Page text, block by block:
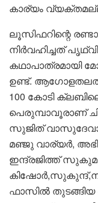
കാര്യം
ലൂസിഫറിന്റെ
നിര്‍വഹിച്ചത്
കഥാപാത്രമായി
ഉണ്ട്.
100 കോടി
പെരുമ്പാവൂരാണ്
സുജിത്
മഞ്ജു വാര്യര്‍,
ഇന്ദ്രജിത്ത്
ഫാസില്‍ തുടങ്ങിയ